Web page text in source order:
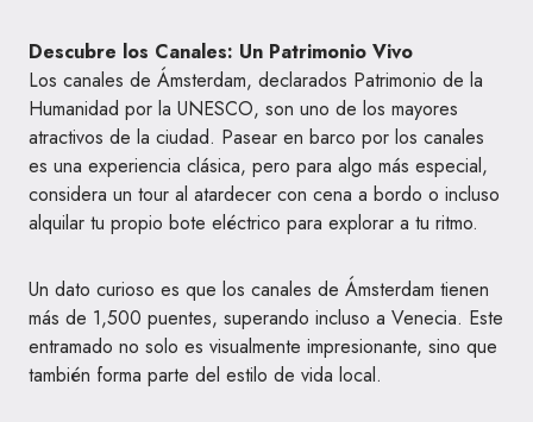
Descubre los Canales: Un Patrimonio Vivo
Los canales de Ámsterdam, declarados Patrimonio de la
Humanidad por la UNESCO, son uno de los mayores
atractivos de la ciudad. Pasear en barco por los canales
es una experiencia clásica, pero para algo más especial,
considera un tour al atardecer con cena a bordo o incluso
alquilar tu propio bote eléctrico para explorar a tu ritmo.
Un dato curioso es que los canales de Ámsterdam tienen
más de 1,500 puentes, superando incluso a Venecia. Este
entramado no solo es visualmente impresionante, sino que
también forma parte del estilo de vida local.